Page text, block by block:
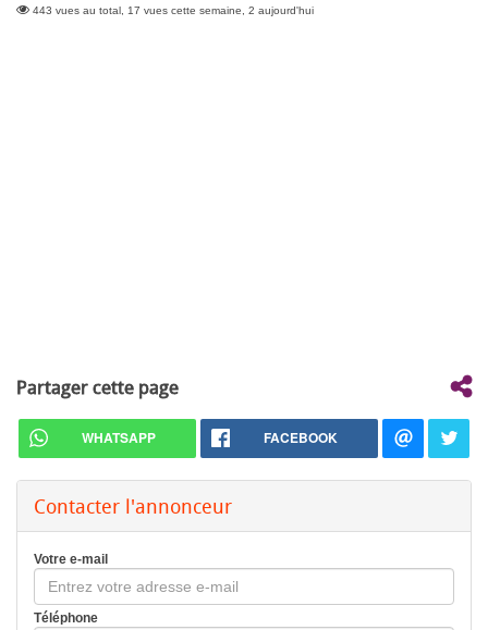
443 vues au total, 17 vues cette semaine, 2 aujourd'hui
Partager cette page
WHATSAPP FACEBOOK
Contacter l'annonceur
Votre e-mail
Téléphone